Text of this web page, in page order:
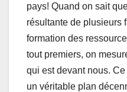
pays! Quand on sait
résultante de plusieurs
formation des
tout premiers, on
qui est devant nous. Ce
un véritable plan